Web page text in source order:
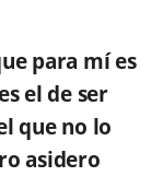
para mí es
el de ser
que no lo
asidero